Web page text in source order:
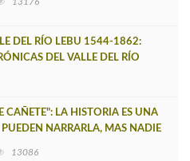
DEL RÍO LEBU 1544-1862:
DEL VALLE DEL RÍO
CAÑETE": LA HISTORIA ES UNA
NARRARLA, MAS NADIE
13086